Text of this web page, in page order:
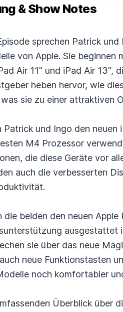
& Show Notes
sprechen Patrick
von Apple. Sie
Air 11" und iPad Air
heben hervor, wie
sie zu einer attraktiven
und Ingo den
M4 Prozessor
die diese Geräte vor
auch die verbesserten
die beiden den neuen
ausgestattet
sie über das neue
neue Funktionstasten
noch komfortabler
Überblick über